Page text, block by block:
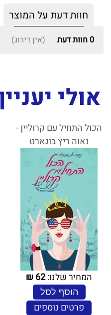
חוות דעת על המוצר
0 חוות דעת (אין דירוג)
אולי
הכול התחיל עם קרוליין -
נאוה ריץ בוגארט
המחיר שלנו:62
₪
הוסף לסל
פרטים נוספים